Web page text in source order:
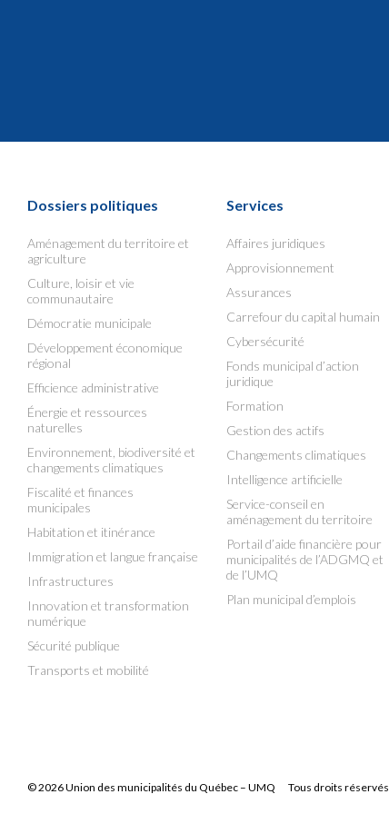
Dossiers politiques
Aménagement du territoire et
agriculture
Culture, loisir et vie
communautaire
Démocratie municipale
Développement économique
régional
Efficience administrative
Énergie et ressources
naturelles
Environnement, biodiversité et
changements climatiques
Fiscalité et finances
municipales
Habitation et itinérance
Immigration et langue française
Infrastructures
Innovation et transformation
numérique
Sécurité publique
Transports et mobilité
Services
Affaires juridiques
Approvisionnement
Assurances
Carrefour du capital humain
Cybersécurité
Fonds municipal d’action
juridique
Formation
Gestion des actifs
Changements climatiques
Intelligence artificielle
Service-conseil en
aménagement du territoire
Portail d’aide financière pour
municipalités de l’ADGMQ et
de l’UMQ
Plan municipal d’emplois
© 2026 Union des municipalités du Québec – UMQ Tous droits réservés